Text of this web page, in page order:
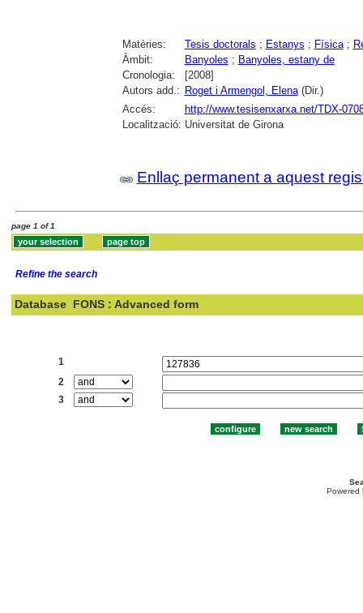
Matèries: Tesis doctorals ; Estanys ; Física;
Àmbit:
Banyoles ; Banyoles, estany de
Cronologia:
[2008]
Autors add.: Roget i Armengol, Elena(Dir.)
Accés:
http://www.tesisenxarxa.net/TDX-
Localització: Universitat de Girona
Enllaç permanent a aquest
page 1 of 1
Refine the search
Database FONS : Advanced form
1
2
3